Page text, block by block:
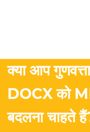
क्या आप
DOCX को
बदलना चाहते